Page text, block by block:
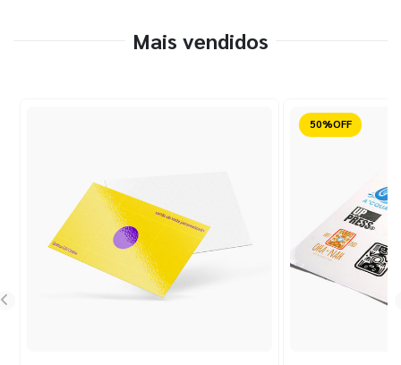
Mais vendidos
Reduzido